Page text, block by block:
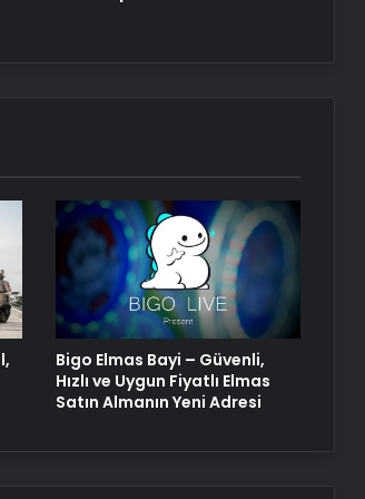
Tasarım Ajansı
Bigo Elmas Bayi – Güvenli,
Hızlı ve Uygun Fiyatlı Elmas
Satın Almanın Yeni Adresi